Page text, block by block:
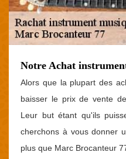
Notre Achat
Alors que la plupart des
baisser le prix de vente
Leur but étant qu'ils
cherchons à vous donner
plus que Marc Brocanteur